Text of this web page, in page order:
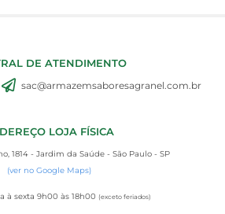
DE ATENDIMENTO
sac@armazemsaboresagranel.com.br
LOJA FÍSICA
1814 - Jardim da Saúde - São Paulo - SP
(ver no Google Maps)
à sexta 9h00 às 18h00(exceto feriados)